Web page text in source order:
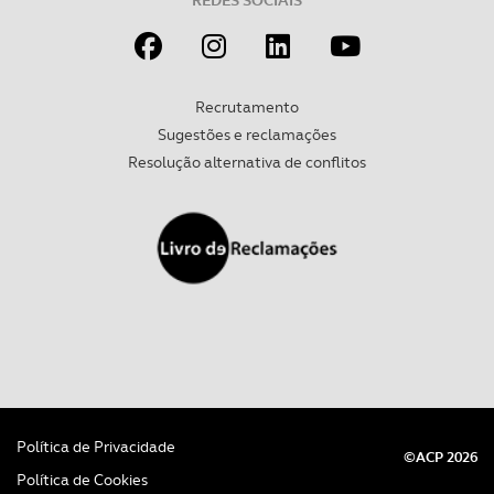
Recrutamento
Sugestões e reclamações
Resolução alternativa de conflitos
Política de Privacidade
Política de Cookies
©ACP 2026